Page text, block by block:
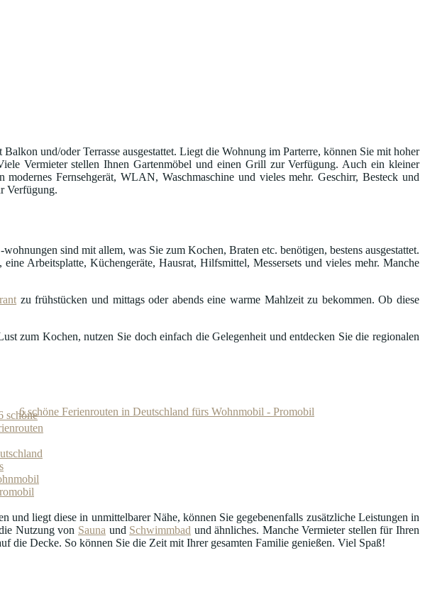
und/oder Terrasse ausgestattet. Liegt die Wohnung im Parterre, können Sie mit hoher
Vermieter stellen Ihnen Gartenmöbel und einen Grill zur Verfügung. Auch ein kleiner
Fernsehgerät, WLAN, Waschmaschine und vieles mehr. Geschirr, Besteck und
Verfügung.
sind mit allem, was Sie zum Kochen, Braten etc. benötigen, bestens ausgestattet.
Arbeitsplatte, Küchengeräte, Hausrat, Hilfsmittel, Messersets und vieles mehr. Manche
zu frühstücken und mittags oder abends eine warme Mahlzeit zu bekommen. Ob diese
zum Kochen, nutzen Sie doch einfach die Gelegenheit und entdecken Sie die regionalen
6 schöne Ferienrouten in Deutschland fürs Wohnmobil - Promobil
und liegt diese in unmittelbarer Nähe, können Sie gegebenenfalls zusätzliche Leistungen in
Nutzung von Sauna und Schwimmbad und ähnliches. Manche Vermieter stellen für Ihren
die Decke. So können Sie die Zeit mit Ihrer gesamten Familie genießen. Viel Spaß!